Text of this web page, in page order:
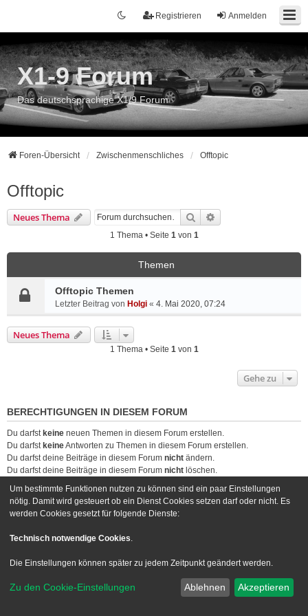
Anmelden
Registrieren
X1-9 Forum
Das deutschsprachige X1/9 Forum
Foren-Übersicht Zwischenmenschliches Offtopic
Offtopic
Neues Thema Suche
1 Thema • Seite 1von 1
Themen
Offtopic Themen
Letzter Beitrag von Holgi « 4. Mai 2020, 07:24
Neues Thema
1 Thema • Seite 1von 1
Gehe zu
BERECHTIGUNGEN IN DIESEM FORUM
Du darfst keine neuen Themen in diesem Forum erstellen.
Du darfst keineAntworten zu Themen in diesem Forum erstellen.
Du darfst deine Beiträge in diesem Forum nicht ändern.
Du darfst deine Beiträge in diesem Forum nicht löschen.
Foren-Übersicht Kontakt
Powered byphpBB® Forum Software © phpBB Limited
Style we_universal created byINVENTEA| nextgen
Um bestimmte Funktionen nutzen zu können sind ein paar Einstellungen
nötig. Damit wird gesteuert ob ein Dienst Cookies setzen darf oder nicht. Es
werden Cookies gesetzt für folgende Dienste:
Technisch notwendige Cookies.
Die Einstellungen können später zu jedem Zeitpunkt geändert werden.
Zu den Cookie-Einstellungen Ablehnen Akzeptieren